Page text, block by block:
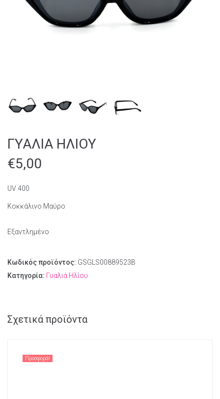
ΓΥΑΛΙΑ ΗΛΙΟΥ
€5,00
UV 400
Κοκκάλινο Μαύρο
Εξαντλημένο
Κωδικός προϊόντος: GSGLS00889523B
Κατηγορία: Γυαλιά Ηλίου
Σχετικά προϊόντα
Προσφορά!